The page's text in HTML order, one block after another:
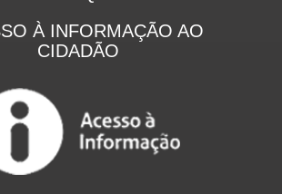
À INFORMAÇÃO AO
CIDADÃO